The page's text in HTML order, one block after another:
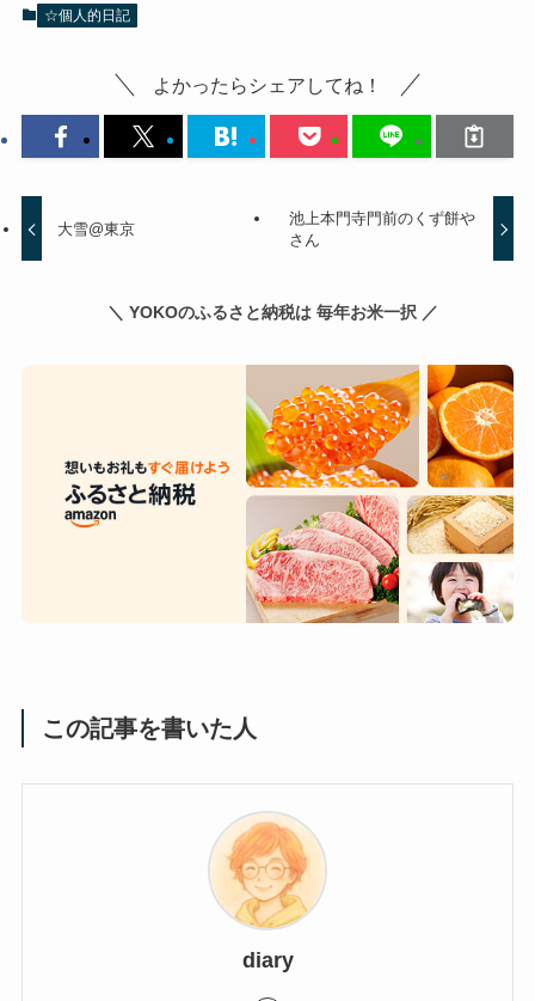
☆個人的日記
よかったらシェアしてね！
大雪@東京
池上本門寺門前のくず餅や
さん
＼ YOKOのふるさと納税は 毎年お米一択 ／
この記事を書いた人
diary